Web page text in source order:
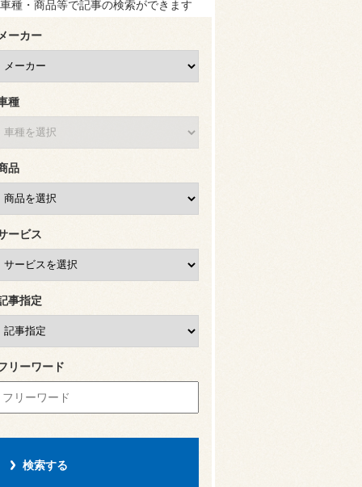
種・商品等で記事の検索ができます
ーカー
種
品
ービス
事指定
リーワード